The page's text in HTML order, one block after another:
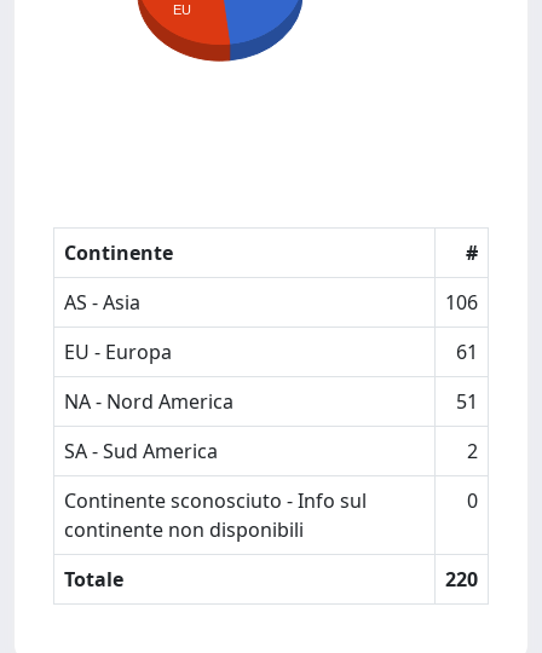
EU
Continente
#
AS - Asia
106
EU - Europa
61
NA - Nord America
51
SA - Sud America
2
Continente sconosciuto - Info sul
continente non disponibili
0
Totale 220